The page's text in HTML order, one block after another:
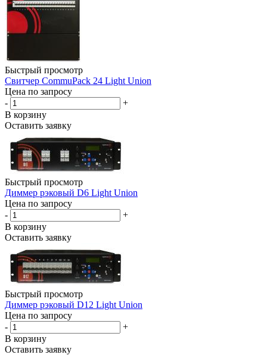
Быстрый просмотр
Свитчер CommuPack 24 Light Union
Цена по запросу
-
+
В корзину
Оставить заявку
Быстрый просмотр
Диммер рэковый D6 Light Union
Цена по запросу
-
+
В корзину
Оставить заявку
Быстрый просмотр
Диммер рэковый D12 Light Union
Цена по запросу
-
+
В корзину
Оставить заявку